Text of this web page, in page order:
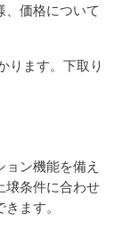
、価格について
ります。下取り
ン機能を備え
壌条件に合わせ
ます。